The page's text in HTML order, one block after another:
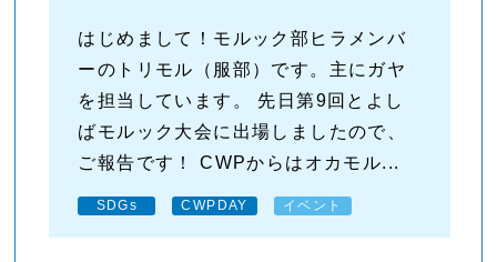
はじめまして！モルック部ヒラメンバ
ーのトリモル（服部）です。主にガヤ
を担当しています。 先日第9回とよし
ばモルック大会に出場しましたので、
ご報告です！ CWPからはオカモル...
SDGs CWPDAY イベント